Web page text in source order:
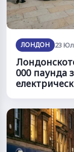
ЛОНДОН 23
000 паунда